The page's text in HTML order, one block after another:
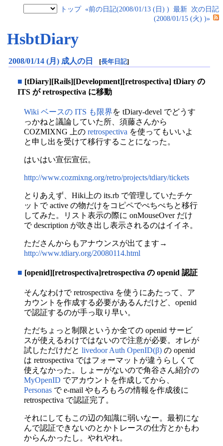
トップ «前の日記(2008/01/13 (日) ) 最新 次の日記
(2008/01/15 (火) )»
HsbtDiary
2008/01/14 (月) 成人の日 [長年日記]
■ [tDiary][Rails][Development][retrospectiva] tDiary の
ITS が retrospectiva に移動
Wiki ベースの ITS も限界を tDiary-devel でどうす
っかねと議論していた所、須藤さんから
COZMIXNG 上の retrospectiva を使ってもいいよ
と申し出を受けて移行することになった。
はいはい宣伝宣伝。
http://www.cozmixng.org/retro/projects/tdiary/tickets
とりあえず、Hiki上の its.rb で管理していたチケ
ットで active の物だけをコピペでぺちぺちと移行
してみた。リスト表示の際に onMouseOver だけ
で description が吹き出し表示されるのはイイネ。
たださんからもアナウンスが出てます→
http://www.tdiary.org/20080114.html
■ [openid][retrospectiva]retrospectiva の openid 認証
そんなわけで retrospectiva を使うにあたって、ア
カウントを作成する必要があるんだけど、openid
で認証するのが手っ取り早い。
ただちょっと制限というか全ての openid サービ
スが使えるわけではないので注意が必要。オレが
試しただけだと livedoor Auth OpenID(β) の openid
は retrospectiva ではフォーマットが違うらしくて
使えなかった。しょーがないので角谷さん紹介の
MyOpenID でアカウントを作成してから、
Personas で e-mail やもろもろの情報を作成後に
retrospectiva で認証完了。
それにしてもこの辺の知識に弱いなー。最初にな
んで認証できないのとかトレースの仕方とかもわ
からんかったし。やれやれ。